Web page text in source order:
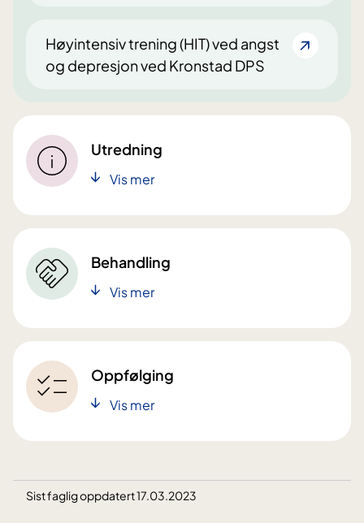
Høyintensiv trening (HIT) ved angst
og depresjon ved Kronstad DPS
Utredning
Vis mer
Behandling
Vis mer
Oppfølging
Vis mer
Sist faglig oppdatert 17.03.2023